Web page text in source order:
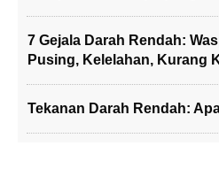
7 Gejala Darah Rendah:
Pusing, Kelelahan, Kurang
Tekanan Darah Rendah: